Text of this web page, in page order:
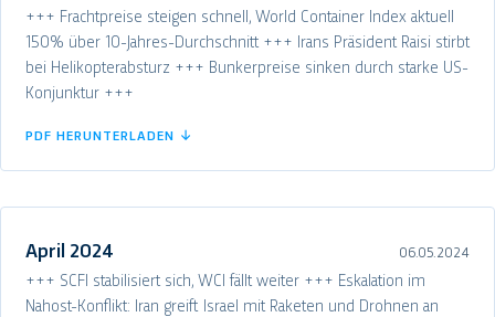
+++ Frachtpreise steigen schnell, World Container Index aktuell
150% über 10-Jahres-Durchschnitt +++ Irans Präsident Raisi stirbt
bei Helikopterabsturz +++ Bunkerpreise sinken durch starke US-
Konjunktur +++
PDF HERUNTERLADEN ↓
April 2024 06.05.2024
+++ SCFI stabilisiert sich, WCI fällt weiter +++ Eskalation im
Nahost-Konflikt: Iran greift Israel mit Raketen und Drohnen an